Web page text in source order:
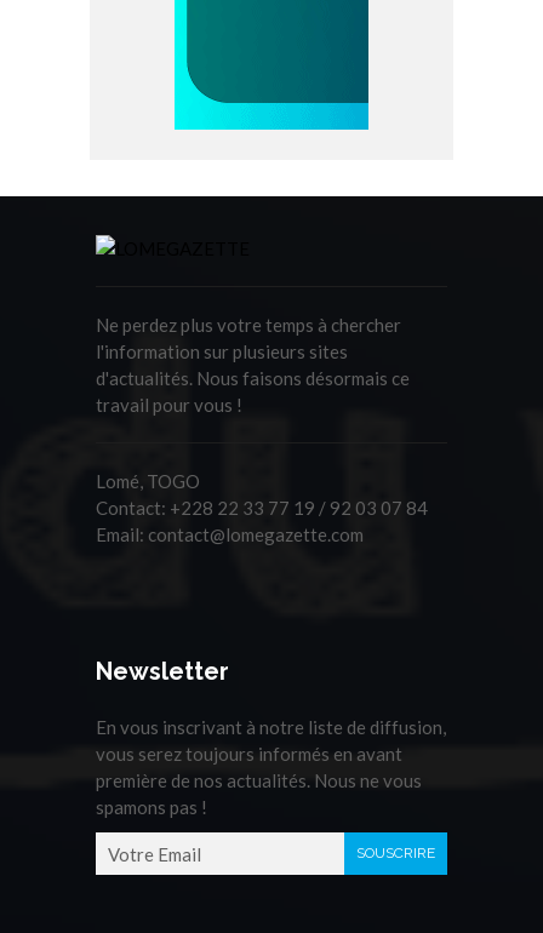
Ne perdez plus votre temps à chercher
l'information sur plusieurs sites
d'actualités. Nous faisons désormais ce
travail pour vous !
Lomé, TOGO
Contact: +228 22 33 77 19 / 92 03 07 84
Email: contact@lomegazette.com
Newsletter
En vous inscrivant à notre liste de diffusion,
vous serez toujours informés en avant
première de nos actualités. Nous ne vous
spamons pas !